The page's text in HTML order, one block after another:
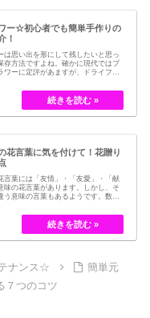
ー☆初心者でも簡単手作りの
！
は思い出を形にして残したいと思っ
存方法ですよね。確かに現代ではブ
ワーに定評があますが、ドライフラ
式のブーケなどに使われた花など、
サービスが有名ですが、昔はドライ
存されてきました。30代以降の…
花言葉に気を付けて！花贈り
言葉には「友情」・「友愛」・「献
味の花言葉があります。しかし、そ
う意味の言葉もあるようです。数多
ハイブリット・ティー」の中には、
うのは、存在していませんでした。
スの園芸家ジョセフ・ペルネ＝デ…
ナンス☆
簡単元
７つのコツ